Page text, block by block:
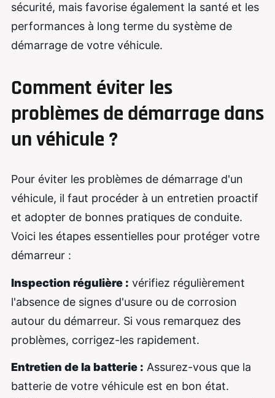
sécurité, mais favorise également la santé et les
performances à long terme du système de
démarrage de votre véhicule.
Comment éviter les
problèmes de démarrage dans
un véhicule ?
Pour éviter les problèmes de démarrage d'un
véhicule, il faut procéder à un entretien proactif
et adopter de bonnes pratiques de conduite.
Voici les étapes essentielles pour protéger votre
démarreur :
Inspection régulière : vérifiez régulièrement
l'absence de signes d'usure ou de corrosion
autour du démarreur. Si vous remarquez des
problèmes, corrigez-les rapidement.
Entretien de la batterie : Assurez-vous que la
batterie de votre véhicule est en bon état.